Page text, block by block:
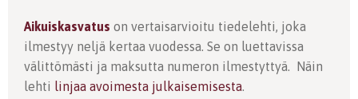
Aikuiskasvatus on vertaisarvioitu tiedelehti, joka
ilmestyy neljä kertaa vuodessa. Se on luettavissa
välittömästi ja maksutta numeron ilmestyttyä. Näin
lehti linjaa avoimesta julkaisemisesta.